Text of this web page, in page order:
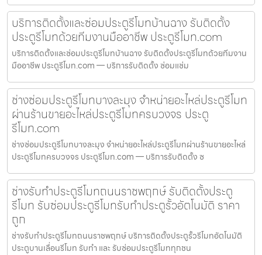
บริการติดตั้งและซ่อมประตูรีโมทบ้านฉาง รับติดตั้ง
ประตูรีโมทด้วยทีมงานมืออาชีพ ประตูรีโมท.com
บริการติดตั้งและซ่อมประตูรีโมทบ้านฉาง รับติดตั้งประตูรีโมทด้วยทีมงาน
มืออาชีพ ประตูรีโมท.com — บริการรับติดตั้ง ซ่อมแซ่ม
ช่างซ่อมประตูรีโมทบางละมุง จำหน่ายอะไหล่ประตูรีโมท
ผ่านร้านขายอะไหล่ประตูรีโมทครบวงจร ประตู
รีโมท.com
ช่างซ่อมประตูรีโมทบางละมุง จำหน่ายอะไหล่ประตูรีโมทผ่านร้านขายอะไหล่
ประตูรีโมทครบวงจร ประตูรีโมท.com — บริการรับติดตั้ง ซ
ช่างรับทำประตูรีโมทถนนราชพฤกษ์ รับติดตั้งประตู
รีโมท รับซ่อมประตูรีโมทรับทำประตูรั้วอัตโนมัติ ราคา
ถูก
ช่างรับทำประตูรีโมทถนนราชพฤกษ์ บริการติดตั้งประตูรั้วรีโมทอัตโนมัติ
ประตูบานเลื่อนรีโมท รับทำ และ รับซ่อมประตูรีโมททุกชน